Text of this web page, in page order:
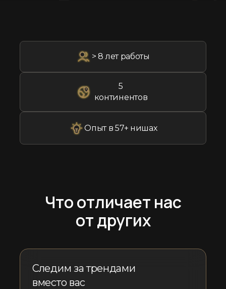
> 8 лет работы
5
континентов
Опыт в 57+ нишах
Что отличает нас
от других
Следим за трендами
вместо вас